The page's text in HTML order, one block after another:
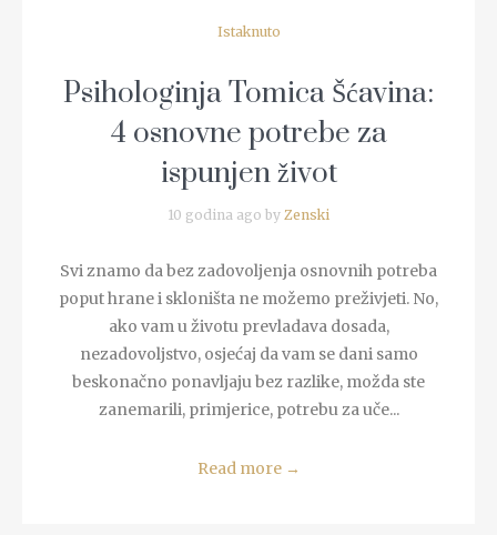
Istaknuto
Psihologinja Tomica Šćavina:
4 osnovne potrebe za
ispunjen život
10 godina ago by Zenski
Svi znamo da bez zadovoljenja osnovnih potreba
poput hrane i skloništa ne možemo preživjeti. No,
ako vam u životu prevladava dosada,
nezadovoljstvo, osjećaj da vam se dani samo
beskonačno ponavljaju bez razlike, možda ste
zanemarili, primjerice, potrebu za uče...
Read more →